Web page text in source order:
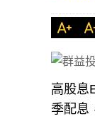
季配息